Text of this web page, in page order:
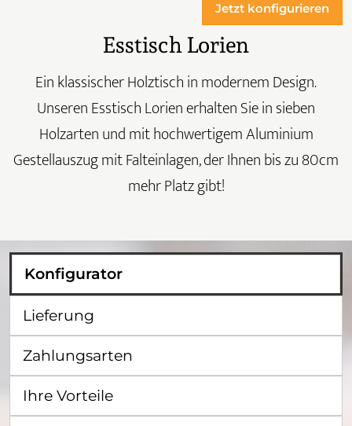
Jetzt konfigurieren
Esstisch Lorien
Ein klassischer Holztisch in modernem Design.
Unseren Esstisch Lorien erhalten Sie in sieben
Holzarten und mit hochwertigem Aluminium
Gestellauszug mit Falteinlagen, der Ihnen bis zu 80cm
mehr Platz gibt!
Konfigurator
Lieferung
Zahlungsarten
Ihre Vorteile